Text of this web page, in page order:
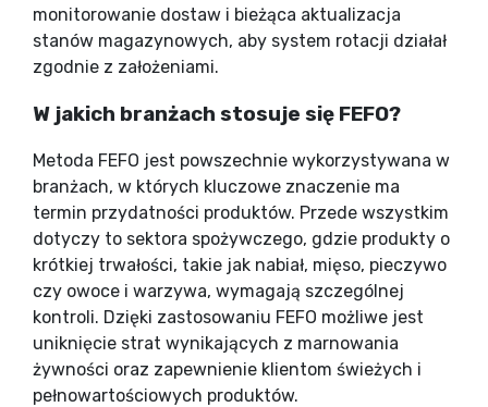
monitorowanie dostaw i bieżąca aktualizacja
stanów magazynowych, aby system rotacji działał
zgodnie z założeniami.
W jakich branżach stosuje się FEFO?
Metoda FEFO jest powszechnie wykorzystywana w
branżach, w których kluczowe znaczenie ma
termin przydatności produktów. Przede wszystkim
dotyczy to sektora spożywczego, gdzie produkty o
krótkiej trwałości, takie jak nabiał, mięso, pieczywo
czy owoce i warzywa, wymagają szczególnej
kontroli. Dzięki zastosowaniu FEFO możliwe jest
uniknięcie strat wynikających z marnowania
żywności oraz zapewnienie klientom świeżych i
pełnowartościowych produktów.